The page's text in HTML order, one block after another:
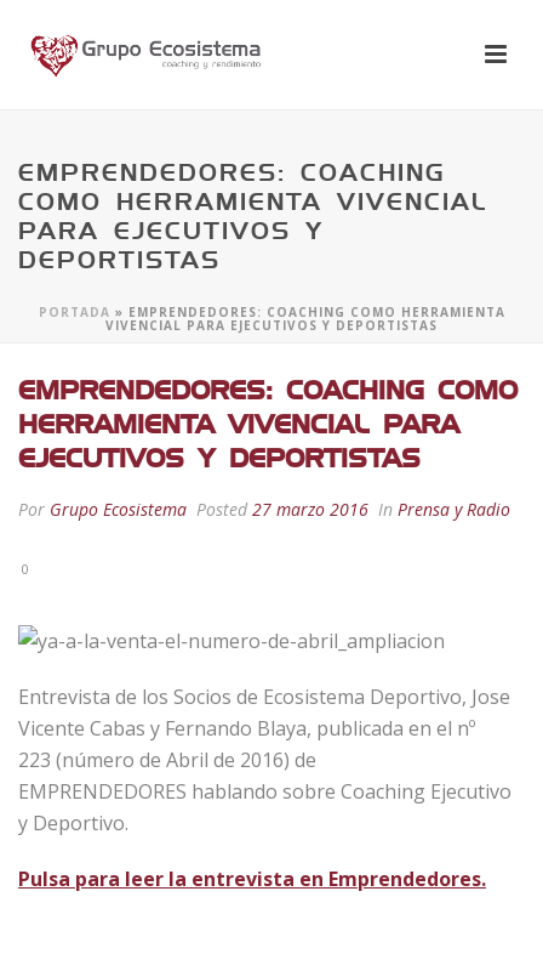
EMPRENDEDORES: COACHING
COMO HERRAMIENTA VIVENCIAL
PARA EJECUTIVOS Y
DEPORTISTAS
PORTADA » EMPRENDEDORES: COACHING COMO HERRAMIENTA
VIVENCIAL PARA EJECUTIVOS Y DEPORTISTAS
EMPRENDEDORES: COACHING COMO
HERRAMIENTA VIVENCIAL PARA
EJECUTIVOS Y DEPORTISTAS
Por Grupo Ecosistema Posted 27 marzo 2016 In Prensa y Radio
0
Entrevista de los Socios de Ecosistema Deportivo, Jose
Vicente Cabas y Fernando Blaya, publicada en el nº
223 (número de Abril de 2016) de
EMPRENDEDORES hablando sobre Coaching Ejecutivo
y Deportivo.
Pulsa para leer la entrevista en Emprendedores.